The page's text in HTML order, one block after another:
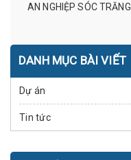
AN NGHIỆP SÓC TRĂNG
DANH MỤC BÀI VIẾT
Dự án
Tin tức